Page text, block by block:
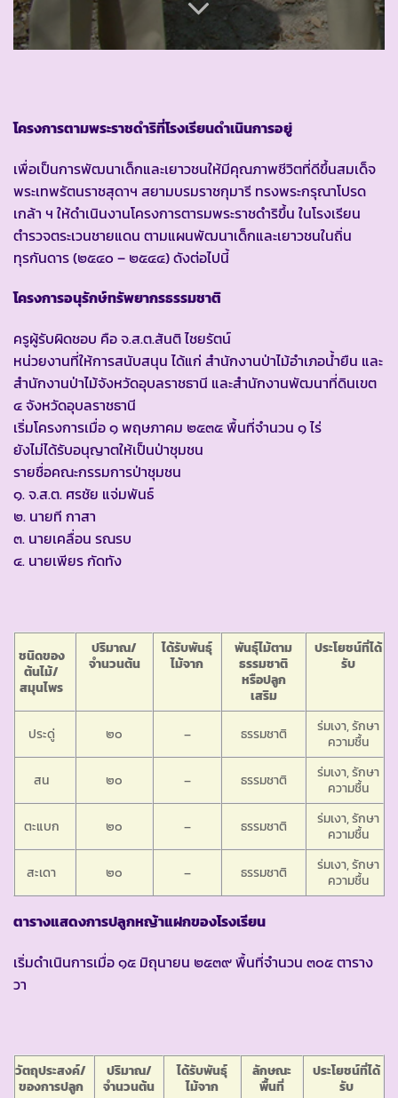
โครงการตามพระราชดำริที่โรงเรียนดำเนินการอยู่
เพื่อเป็นการพัฒนาเด็กและเยาวชนให้มีคุณภาพชีวิตที่ดีขึ้นสมเด็จ
พระเทพรัตนราชสุดาฯ สยามบรมราชกุมารี ทรงพระกรุณาโปรด
เกล้า ฯ ให้ดำเนินงานโครงการตารมพระราชดำริขึ้น ในโรงเรียน
ตำรวจตระเวนชายแดน ตามแผนพัฒนาเด็กและเยาวชนในถิ่น
ทุรกันดาร (๒๕๔๐ – ๒๕๔๔) ดังต่อไปนี้
โครงการอนุรักษ์ทรัพยากรธรรมชาติ
ครูผู้รับผิดชอบ คือ จ.ส.ต.สันติ ไชยรัตน์
หน่วยงานที่ให้การสนับสนุน ได้แก่ สำนักงานป่าไม้อำเภอน้ำยืน และ
สำนักงานป่าไม้จังหวัดอุบลราชธานี และสำนักงานพัฒนาที่ดินเขต
๔ จังหวัดอุบลราชธานี
เริ่มโครงการเมื่อ ๑ พฤษภาคม ๒๕๓๕ พื้นที่จำนวน ๑ ไร่
ยังไม่ได้รับอนุญาตให้เป็นป่าชุมชน
รายชื่อคณะกรรมการป่าชุมชน
๑. จ.ส.ต. ศรชัย แจ่มพันธ์
๒. นายที กาสา
๓. นายเคลื่อน รณรบ
๔. นายเพียร กัดทัง
ชนิดของ
ต้นไม้/
สมุนไพร
ปริมาณ/
จำนวนต้น
ได้รับพันธุ์
ไม้จาก
พันธุ์ไม้ตาม
ธรรมชาติ
หรือปลูก
เสริม
ประโยชน์ที่ได้
รับ
ประดู่ ๒๐ – ธรรมชาติ
ร่มเงา, รักษา
ความชื้น
สน
๒๐ – ธรรมชาติ
ร่มเงา, รักษา
ความชื้น
ตะแบก
๒๐ – ธรรมชาติ
ร่มเงา, รักษา
ความชื้น
สะเดา
๒๐ – ธรรมชาติ
ร่มเงา, รักษา
ความชื้น
ตารางแสดงการปลูกหญ้าแฝกของโรงเรียน
เริ่มดำเนินการเมื่อ ๑๕ มิถุนายน ๒๕๓๙ พื้นที่จำนวน ๓๐๕ ตาราง
วา
วัตถุประสงค์/
ของการปลูก
ปริมาณ/
จำนวนต้น
ได้รับพันธุ์
ไม้จาก
ลักษณะ
พื้นที่
ประโยชน์ที่ได้
รับ